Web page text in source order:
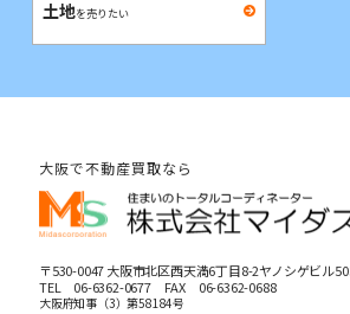
土地を売りたい
大阪で不動産買取なら
〒530-0047 大阪市北区西天満6丁目8-2ヤノシゲビル
TEL 06-6362-0677FAX 06-6362-0688
大阪府知事（3）第58184号